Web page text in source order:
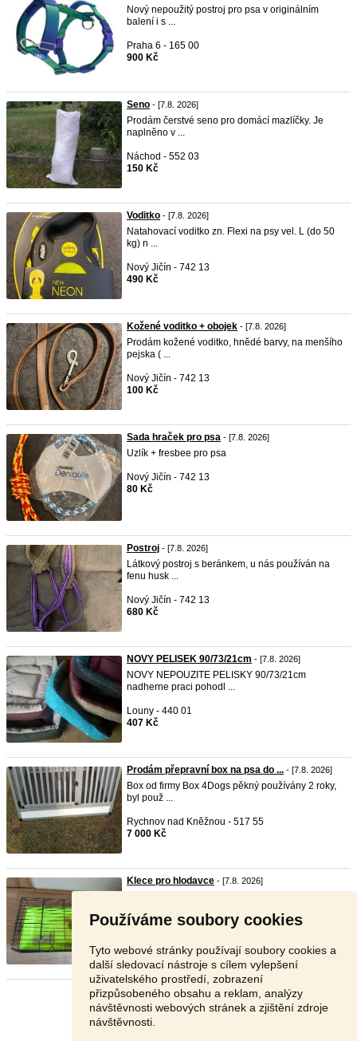
Používáme soubory cookies
Tyto webové stránky používají soubory cookies a
další sledovací nástroje s cílem vylepšení
uživatelského prostředí, zobrazení
přizpůsobeného obsahu a reklam, analýzy
návštěvnosti webových stránek a zjištění zdroje
návštěvnosti.
Nový nepoužitý postroj pro psa v originálním
balení i s ...
Praha 6 - 165 00
900 Kč
Seno - [7.8. 2026]
Prodám čerstvé seno pro domácí mazlíčky. Je
naplněno v ...
Náchod - 552 03
150 Kč
Voditko - [7.8. 2026]
Natahovací voditko zn. Flexi na psy vel. L (do 50
kg) n ...
Nový Jičín - 742 13
490 Kč
Kožené voditko + obojek - [7.8. 2026]
Prodám kožené voditko, hnědé barvy, na menšího
pejska ( ...
Nový Jičín - 742 13
100 Kč
Sada hraček pro psa - [7.8. 2026]
Uzlík + fresbee pro psa
Nový Jičín - 742 13
80 Kč
Postroj - [7.8. 2026]
Látkový postroj s beránkem, u nás používán na
fenu husk ...
Nový Jičín - 742 13
680 Kč
NOVY PELISEK 90/73/21cm - [7.8. 2026]
NOVY NEPOUZITE PELISKY 90/73/21cm
nadherne praci pohodl ...
Louny - 440 01
407 Kč
Prodám přepravní box na psa do ... - [7.8. 2026]
Box od firmy Box 4Dogs pěkný používány 2 roky,
byl použ ...
Rychnov nad Kněžnou - 517 55
7 000 Kč
Klece pro hlodavce - [7.8. 2026]
300 Kč
Stránka:Předchozí 6 7 8 9 Další